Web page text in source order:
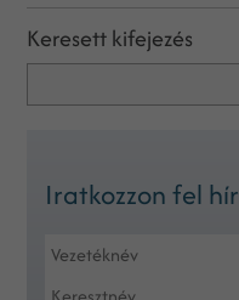
Keresett kifejezés
Iratkozzon fel